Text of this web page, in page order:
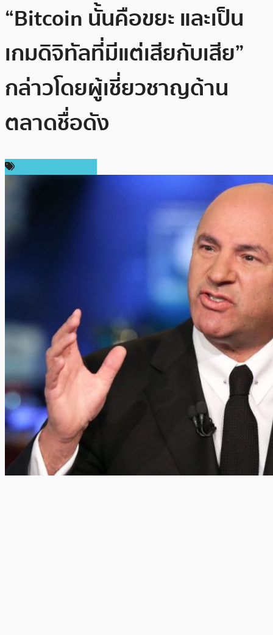
“Bitcoin นั้นคือขยะ และเป็น
เกมดิจิทัลที่มีแต่เสียกับเสีย”
กล่าวโดยผู้เชี่ยวชาญด้าน
ตลาดชื่อดัง